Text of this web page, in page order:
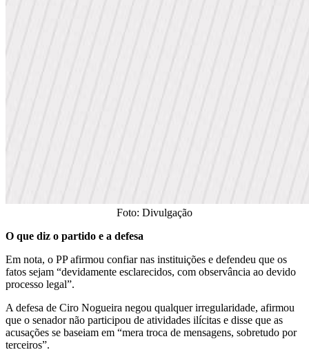
Foto: Divulgação
O que diz o partido e a defesa
Em nota, o PP afirmou confiar nas instituições e defendeu que os
fatos sejam “devidamente esclarecidos, com observância ao devido
processo legal”.
A defesa de Ciro Nogueira negou qualquer irregularidade, afirmou
que o senador não participou de atividades ilícitas e disse que as
acusações se baseiam em “mera troca de mensagens, sobretudo por
terceiros”.